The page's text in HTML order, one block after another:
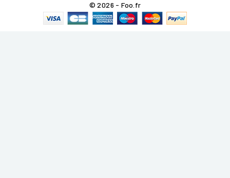
© 2026 - Foo.fr